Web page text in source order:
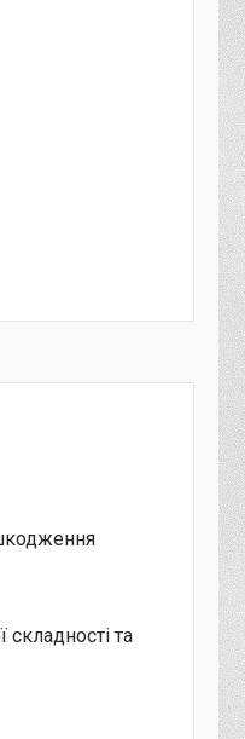
та